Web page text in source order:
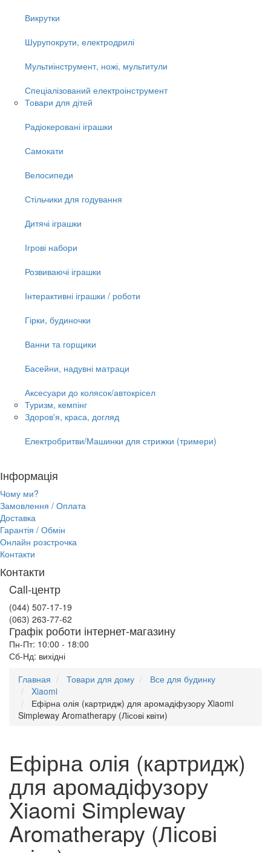
Викрутки
Шурупокрути, електродрилі
Мультиінструмент, ножі, мультитули
Спеціалізований електроінструмент
Товари для дітей
Радіокеровані іграшки
Самокати
Велосипеди
Стільчики для годування
Дитячі іграшки
Ігрові набори
Розвиваючі іграшки
Інтерактивні іграшки / роботи
Гірки, будиночки
Ванни та горщики
Басейни, надувні матраци
Аксесуари до колясок/автокрісел
Туризм, кемпінг
Здоров'я, краса, догляд
Електробритви/Машинки для стрижки (тримери)
Інформація
Чому ми?
Замовлення / Оплата
Доставка
Гарантія / Обмін
Онлайн розстрочка
Контакти
Контакти
Call-центр
(044) 507-17-19
(063) 263-77-62
Графік роботи інтернет-магазину
Пн-Пт: 10:00 - 18:00
Сб-Нд: вихідні
Главная
Товари для дому
Все для будинку
Xiaomi
Ефірна олія (картридж) для аромадіфузору Xiaomi
Simpleway Aromatherapy (Лісові квіти)
Ефірна олія (картридж)
для аромадіфузору
Xiaomi Simpleway
Aromatherapy (Лісові